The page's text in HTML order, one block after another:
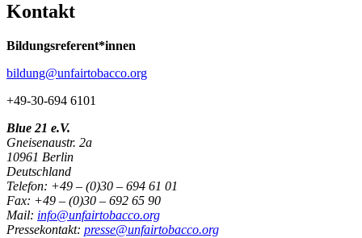
Kontakt
Bildungsreferent*innen
bildung@unfairtobacco.org
+49-30-694 6101
Blue 21 e.V.
Gneisenaustr. 2a
10961 Berlin
Deutschland
Telefon: +49 – (0)30 – 694 61 01
Fax: +49 – (0)30 – 692 65 90
Mail: info@unfairtobacco.org
Pressekontakt: presse@unfairtobacco.org